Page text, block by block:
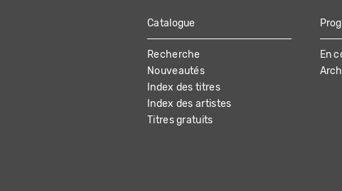
MAIN
NAVIGATION
Catalogue
Recherche
Nouveautés
Index des titres
Index des artistes
Titres gratuits
En